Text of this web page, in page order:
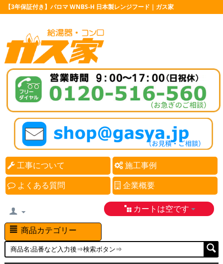
【3年保証付き】パロマ WNBS-H 日本製レンジフード｜ガス家
工事について 施工事例
よくある質問 企業概要
カートは空です
商品カテゴリー